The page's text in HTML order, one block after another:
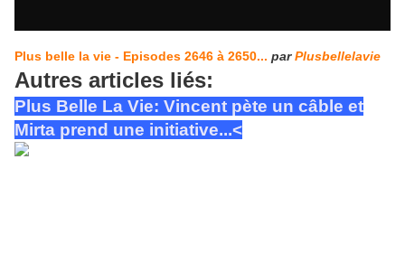
Plus belle la vie - Episodes 2646 à 2650... parPlusbellelavie
Autres articles liés:
Plus Belle La Vie: Vincent pète un câble et
Mirta prend une initiative...<